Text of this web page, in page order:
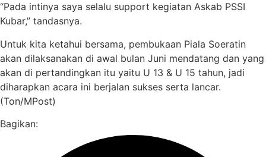
“Pada intinya saya selalu support kegiatan Askab PSSI
Kubar,” tandasnya.
Untuk kita ketahui bersama, pembukaan Piala Soeratin
akan dilaksanakan di awal bulan Juni mendatang dan yang
akan di pertandingkan itu yaitu U 13 & U 15 tahun, jadi
diharapkan acara ini berjalan sukses serta lancar.
(Ton/MPost)
Bagikan: